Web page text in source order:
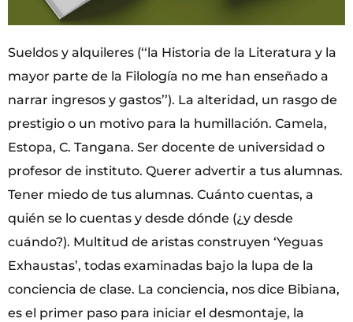
Sueldos y alquileres (‘‘la Historia de la Literatura y la
mayor parte de la Filología no me han enseñado a
narrar ingresos y gastos’’). La alteridad, un rasgo de
prestigio o un motivo para la humillación. Camela,
Estopa, C. Tangana. Ser docente de universidad o
profesor de instituto. Querer advertir a tus alumnas.
Tener miedo de tus alumnas. Cuánto cuentas, a
quién se lo cuentas y desde dónde (¿y desde
cuándo?). Multitud de aristas construyen ‘Yeguas
Exhaustas’, todas examinadas bajo la lupa de la
conciencia de clase. La conciencia, nos dice Bibiana,
es el primer paso para iniciar el desmontaje, la